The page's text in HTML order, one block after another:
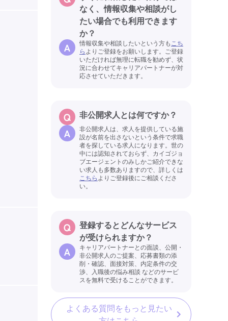
なく、情報収集や相談がし
たい場合でも利用できます
か？
情報収集や相談したいという方もこち
らよりご登録をお願いします。ご登録
いただければ無理に転職を勧めず、状
況に合わせてキャリアパートナーが対
応させていただきます。
非公開求人とは何ですか？
非公開求人は、求人を提供している施
設が名前を出さないという条件で求職
者を探している求人になります。世の
中には認知されておらず、カイゴジョ
ブエージェントのみしかご紹介できな
い求人も多数ありますので、詳しくは
こちらよりご登録後にご相談くださ
い。
登録するとどんなサービス
が受けられますか？
キャリアパートナーとの面談、公開・
非公開求人のご提案、応募書類の添
削・確認、面接対策、内定条件の交
渉、入職後の悩み相談 などのサービ
スを無料で受けることができます。
よくある質問をもっと見たい